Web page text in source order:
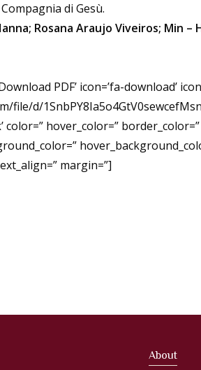
di Gesù.
Rosana Araujo Viveiros; Min –
PDF’ icon=’fa-download’
file/d/
color=” hover_color=” border_color=”
margin=”]
About